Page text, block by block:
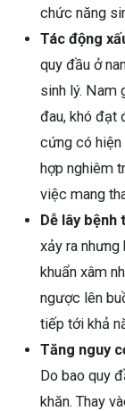
chức năng
Tác động
quy đầu ở
sinh lý. Nam
đau, khó đạt
cứng có
hợp nghiêm
việc mang
Dễ lây bệnh
xảy ra
khuẩn xâm
ngược lên
tiếp tới khả
Tăng nguy
Do bao quy
khăn. Thay